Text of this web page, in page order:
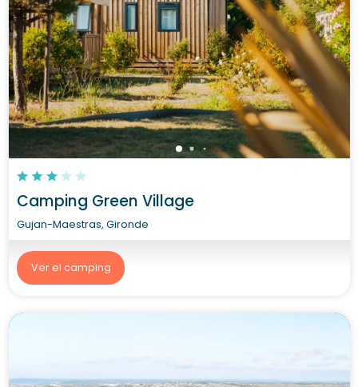
Camping Green Village
Gujan-Maestras, Gironde
Ver el camping